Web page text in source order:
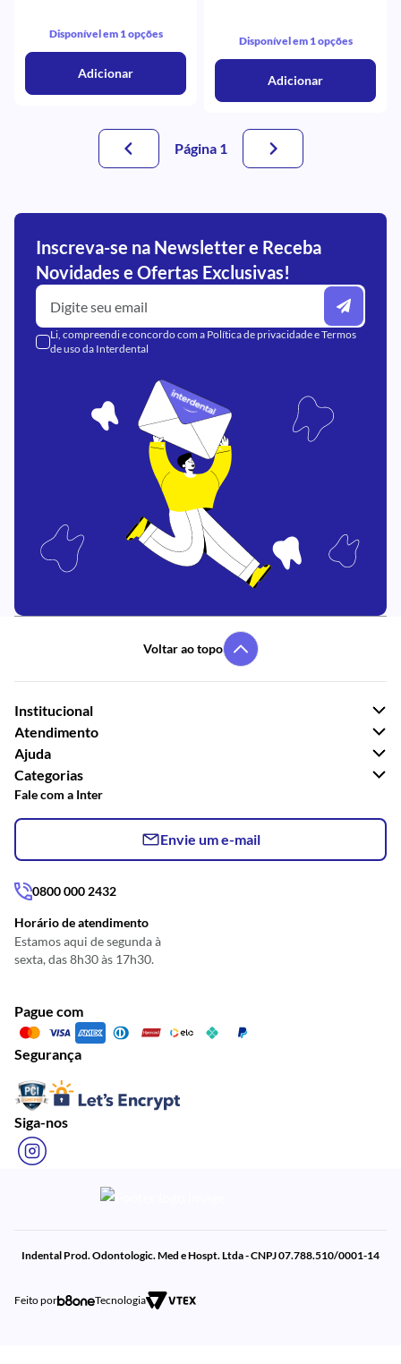
Disponível em 1 opções
Adicionar
Disponível em 1 opções
Adicionar
Página 1
Inscreva-se na Newsletter e Receba
Novidades e Ofertas Exclusivas!
Li, compreendi e concordo com a Política de privacidadeeTermos
de usoda Interdental
Voltar ao topo
Institucional
Atendimento
Ajuda
Categorias
Fale com a Inter
Envie um e-mail
0800 000 2432
Horário de atendimento
Estamos aqui de segunda à
sexta, das 8h30 às 17h30.
Pague com
Segurança
Siga-nos
Indental Prod. Odontologic. Med e Hospt. Ltda - CNPJ 07.788.510/0001-14
Feito por Tecnologia